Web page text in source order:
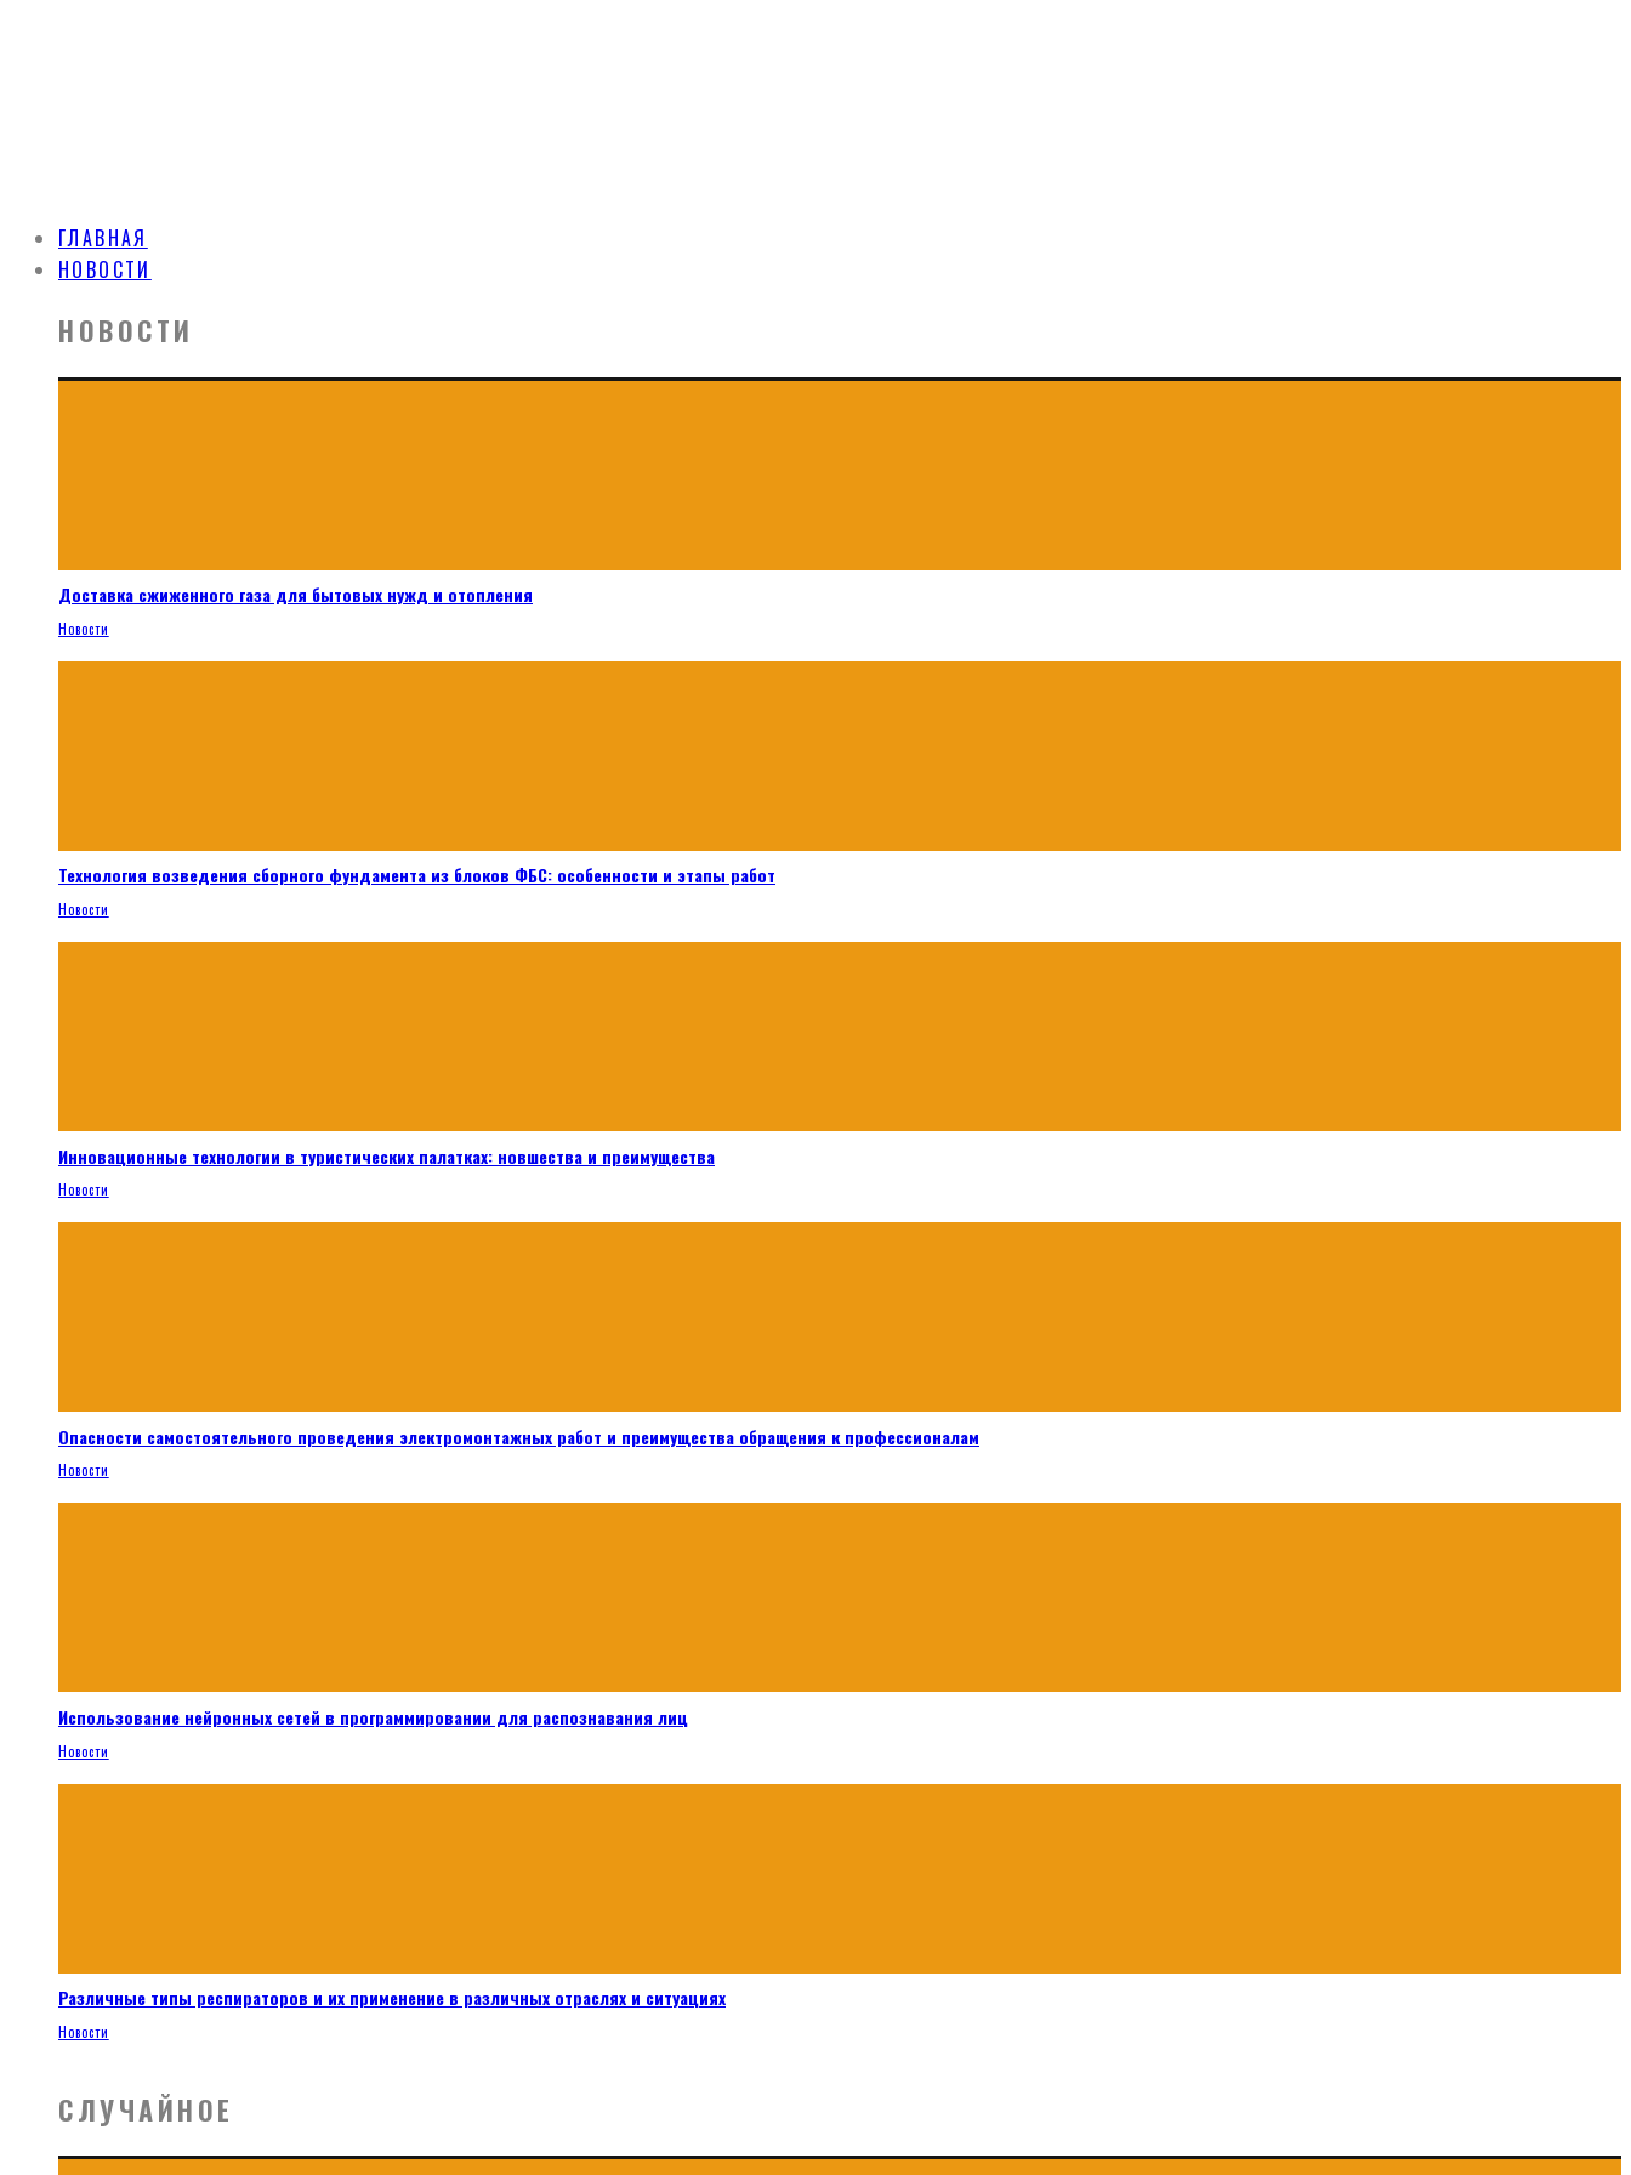
ГЛАВНАЯ
НОВОСТИ
НОВОСТИ
Доставка сжиженного газа для бытовых нужд и отопления
Новости
Технология возведения сборного фундамента из блоков ФБС: особенности и этапы работ
Новости
Инновационные технологии в туристических палатках: новшества и преимущества
Новости
Опасности самостоятельного проведения электромонтажных работ и преимущества обращения к профессионалам
Новости
Использование нейронных сетей в программировании для распознавания лиц
Новости
Различные типы респираторов и их применение в различных отраслях и ситуациях
Новости
СЛУЧАЙНОЕ